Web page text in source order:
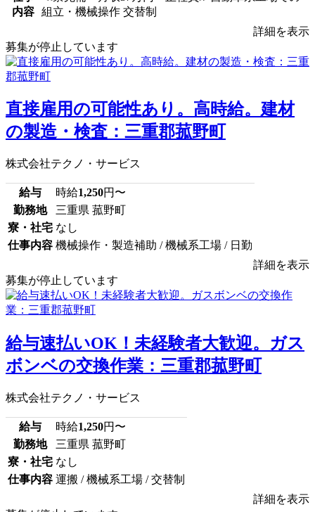
内容 組立・機械操作 交替制
詳細を表示
募集が停止しています
直接雇用の可能性あり。高時給。建材
の製造・検査：三重郡菰野町
株式会社テクノ・サービス
給与 時給1,250円〜
勤務地
三重県 菰野町
寮・社宅 なし
仕事内容 機械操作・製造補助 / 機械系工場 / 日勤
詳細を表示
募集が停止しています
給与速払いOK！未経験者大歓迎。ガス
ボンベの交換作業：三重郡菰野町
株式会社テクノ・サービス
給与 時給1,250円〜
勤務地
三重県 菰野町
寮・社宅 なし
仕事内容 運搬 / 機械系工場 / 交替制
詳細を表示